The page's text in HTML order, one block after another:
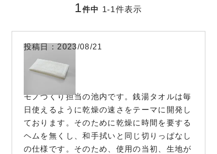
1件中 1-1件表示
銭湯タオル
投稿日 2023/08/21
モノづくり担当の池内です。銭湯タオルは毎
日使えるように乾燥の速さをテーマに開発し
ております。そのために乾燥に時間を要する
ヘムを無くし、和手拭いと同じ切りっぱなし
の仕様です。そのため、使用の当初、生地が